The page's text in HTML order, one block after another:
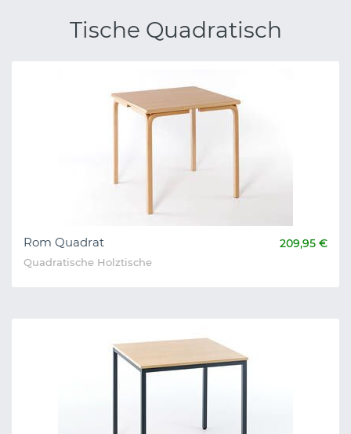
Tische Quadratisch
Rom Quadrat 209,95 €
Quadratische Holztische